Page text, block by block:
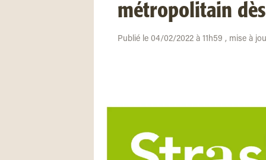
métropolitain
Publié le 04/02/2022 à 11h59 , mise à